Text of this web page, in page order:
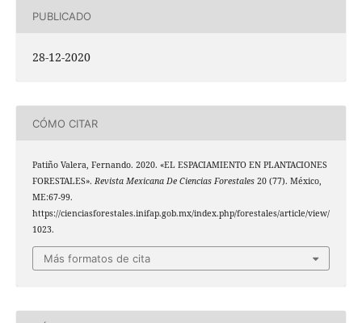
PUBLICADO
28-12-2020
CÓMO CITAR
Patiño Valera, Fernando. 2020. «EL ESPACIAMIENTO EN PLANTACIONES
FORESTALES». Revista Mexicana De Ciencias Forestales20 (77). México,
ME:67-99.
https://cienciasforestales.inifap.gob.mx/index.php/forestales/article/view/
1023.
Más formatos de cita